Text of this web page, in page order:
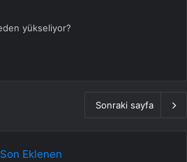
yükseliyor?
Sonraki sayfa
Son Eklenen